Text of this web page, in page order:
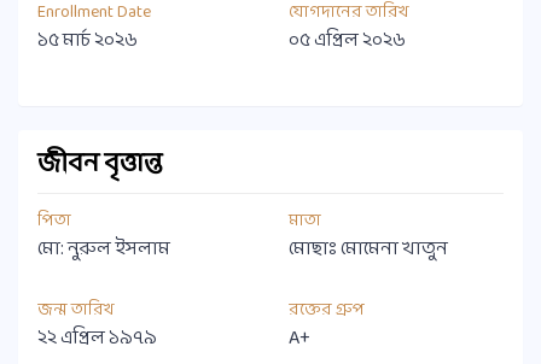
Enrollment Date
১৫ মার্চ ২০২৬
যোগদানের তারিখ
০৫ এপ্রিল ২০২৬
জীবন বৃত্তান্ত
পিতা
মো: নুরুল ইসলাম
মাতা
মোছাঃ মোমেনা খাতুন
জন্ম তারিখ
২২ এপ্রিল ১৯৭৯
রক্তের গ্রুপ
A+